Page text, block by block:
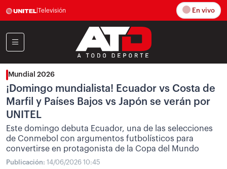
Televisión En vivo
Mundial 2026
¡Domingo mundialista! Ecuador vs Costa de
Marfil y Países Bajos vs Japón se verán por
UNITEL
Este domingo debuta Ecuador, una de las selecciones
de Conmebol con argumentos futbolísticos para
convertirse en protagonista de la Copa del Mundo
Publicación: 14/06/2026 10:45